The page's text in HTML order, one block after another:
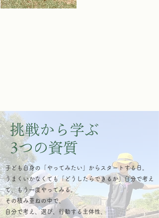
挑戦から学ぶ
3つの資質
子ども自身の「やってみたい」からスタートする日。
うまくいかなくても「どうしたらできるか」自分で考え
て、もう一度やってみる。
その積み重ねの中で、
自分で考え、選び、行動する主体性、